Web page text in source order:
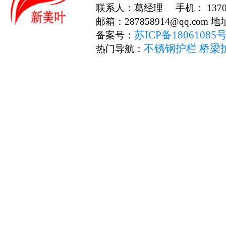
联系人：葛经理 手机：
邮箱：287858914@qq.com
备案号： 苏ICP备18061085
热门导航： 不锈钢护栏 桥梁